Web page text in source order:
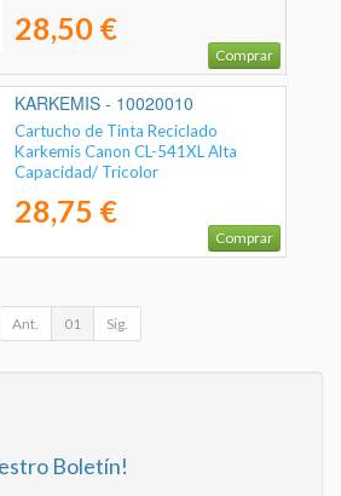
28,50 €
Comprar
KARKEMIS - 10020010
Cartucho de Tinta Reciclado
Karkemis Canon CL-541XL Alta
Capacidad/ Tricolor
28,75 €
Comprar
Ant. 01 Sig.
Boletín!